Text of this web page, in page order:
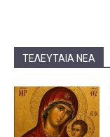
ΤΕΛΕΥΤΑΊΑ ΝΈΑ